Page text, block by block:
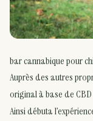
bar cannabique pour
Auprès des autres
original à base de
Ainsi débuta